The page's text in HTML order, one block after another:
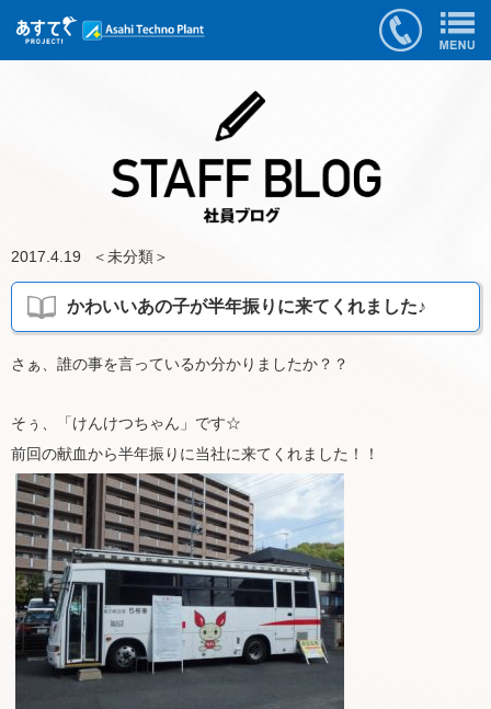
2017.4.19 ＜未分類＞
かわいいあの子が半年振りに来てくれました♪
さぁ、誰の事を言っているか分かりましたか？？
そぅ、「けんけつちゃん」です☆
前回の献血から半年振りに当社に来てくれました！！